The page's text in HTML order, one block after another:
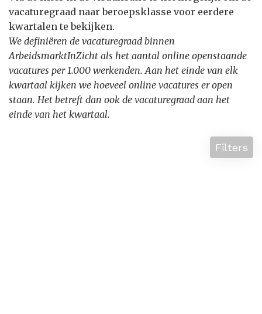
vacaturegraad naar beroepsklasse voor eerdere
kwartalen te bekijken.
We definiëren de vacaturegraad binnen
ArbeidsmarktInZicht als het aantal online openstaande
vacatures per 1.000 werkenden. Aan het einde van elk
kwartaal kijken we hoeveel online vacatures er open
staan. Het betreft dan ook de vacaturegraad aan het
einde van het kwartaal.
Filters